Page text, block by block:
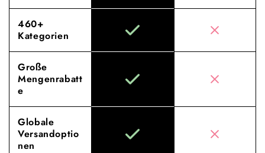
460+
Kategorien
Große
Mengenrabatt
e
Globale
Versandoptio
nen